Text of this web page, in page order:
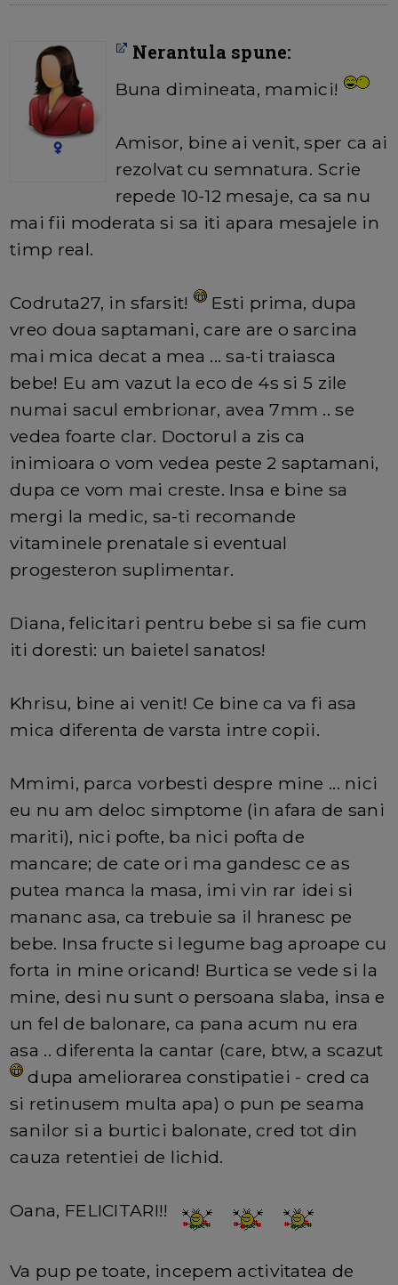
Nerantula spune:
Buna dimineata, mamici!
Amisor, bine ai venit, sper ca ai
rezolvat cu semnatura. Scrie
repede 10-12 mesaje, ca sa nu
mai fii moderata si sa iti apara mesajele in
timp real.
Codruta27, in sfarsit!
Esti prima, dupa
vreo doua saptamani, care are o sarcina
mai mica decat a mea ... sa-ti traiasca
bebe! Eu am vazut la eco de 4s si 5 zile
numai sacul embrionar, avea 7mm .. se
vedea foarte clar. Doctorul a zis ca
inimioara o vom vedea peste 2 saptamani,
dupa ce vom mai creste. Insa e bine sa
mergi la medic, sa-ti recomande
vitaminele prenatale si eventual
progesteron suplimentar.
Diana, felicitari pentru bebe si sa fie cum
iti doresti: un baietel sanatos!
Khrisu, bine ai venit! Ce bine ca va fi asa
mica diferenta de varsta intre copii.
Mmimi, parca vorbesti despre mine ... nici
eu nu am deloc simptome (in afara de sani
mariti), nici pofte, ba nici pofta de
mancare; de cate ori ma gandesc ce as
putea manca la masa, imi vin rar idei si
mananc asa, ca trebuie sa il hranesc pe
bebe. Insa fructe si legume bag aproape cu
forta in mine oricand! Burtica se vede si la
mine, desi nu sunt o persoana slaba, insa e
un fel de balonare, ca pana acum nu era
asa .. diferenta la cantar (care, btw, a scazut
dupa ameliorarea constipatiei - cred ca
si retinusem multa apa) o pun pe seama
sanilor si a burtici balonate, cred tot din
cauza retentiei de lichid.
Oana, FELICITARI!!
Va pup pe toate, incepem activitatea de